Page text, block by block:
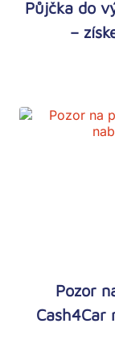
Půjčka do
–
Pozor